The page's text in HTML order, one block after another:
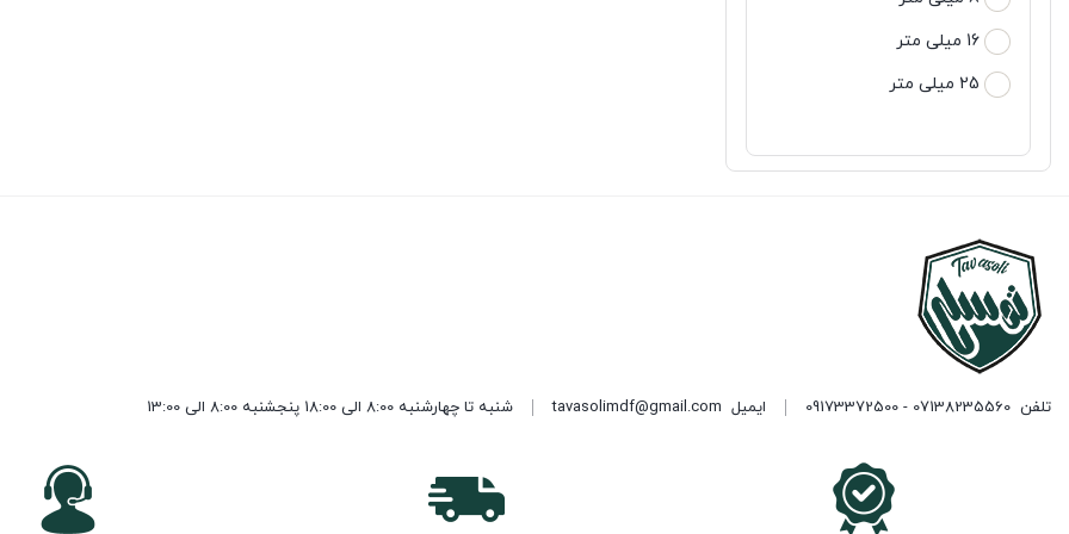
16 میلی متر
25 میلی متر
تلفن 07138235560 - 09173372500 ایمیل tavasolimdf@gmail.com شنبه تا چهارشنبه 8:00 الی 18:00 پنجشنبه 8:00 الی 13:00